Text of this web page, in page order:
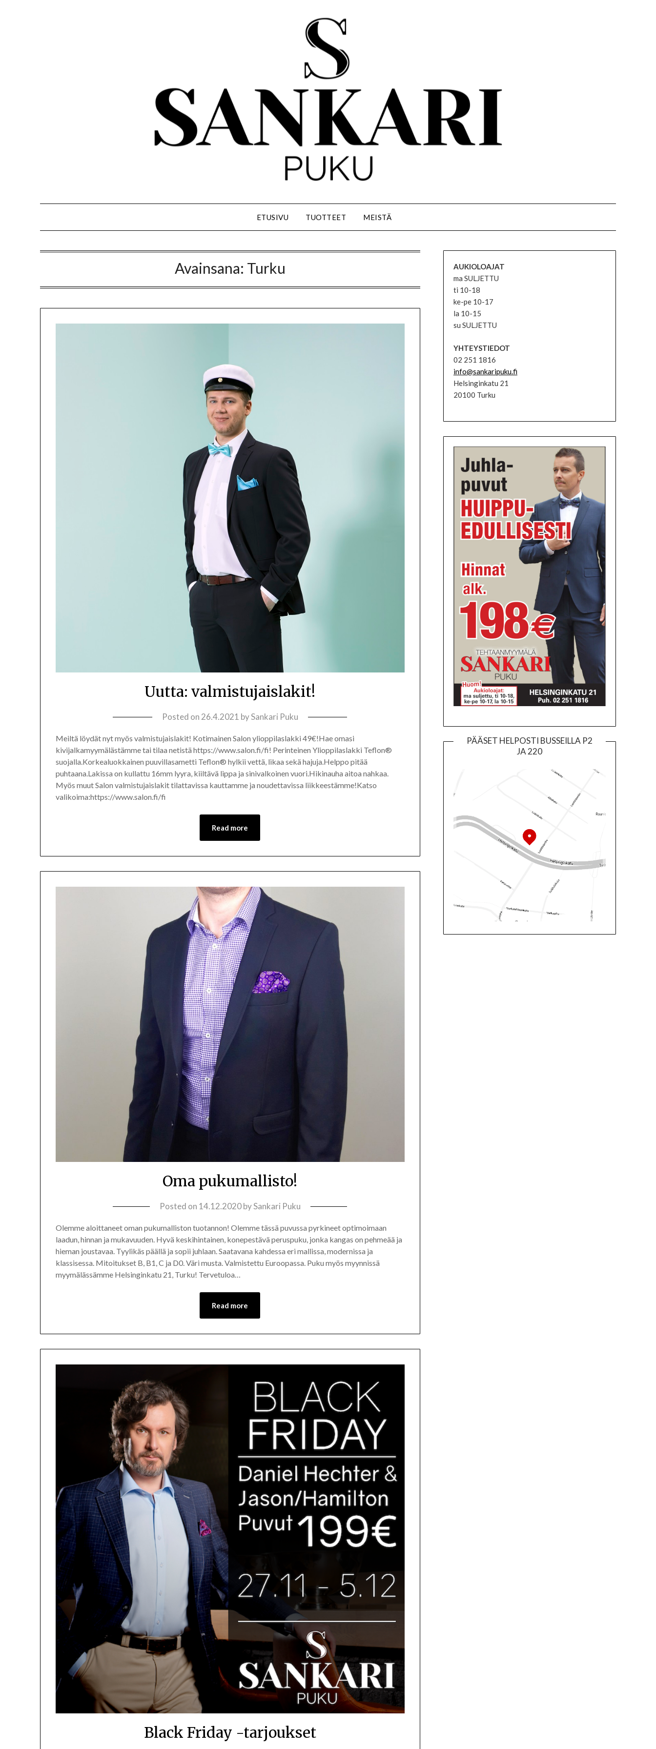
ETUSIVU TUOTTEET MEISTÄ
Avainsana: Turku
Uutta: valmistujaislakit!
Posted on 26.4.2021 bySankari Puku
Meiltä löydät nyt myös valmistujaislakit! Kotimainen Salon ylioppilaslakki 49€!Hae omasi
kivijalkamyymälästämme tai tilaa netistä https://www.salon.fi/fi! Perinteinen Ylioppilaslakki Teflon®
suojalla.Korkealuokkainen puuvillasametti Teflon® hylkii vettä, likaa sekä hajuja.Helppo pitää
puhtaana.Lakissa on kullattu 16mm lyyra, kiiltävä lippa ja sinivalkoinen vuori.Hikinauha aitoa nahkaa.
Myös muut Salon valmistujaislakit tilattavissa kauttamme ja noudettavissa liikkeestämme!Katso
valikoima:https://www.salon.fi/fi
Read more
Oma pukumallisto!
Posted on 14.12.2020bySankari Puku
Olemme aloittaneet oman pukumalliston tuotannon! Olemme tässä puvussa pyrkineet optimoimaan
laadun, hinnan ja mukavuuden. Hyvä keskihintainen, konepestävä peruspuku, jonka kangas on pehmeää ja
hieman joustavaa. Tyylikäs päällä ja sopii juhlaan. Saatavana kahdessa eri mallissa, modernissa ja
klassisessa. Mitoitukset B, B1, C ja D0. Väri musta. Valmistettu Euroopassa. Puku myös myynnissä
myymälässämme Helsinginkatu 21, Turku! Tervetuloa…
Read more
Black Friday -tarjoukset
AUKIOLOAJAT
ma SULJETTU
ti 10-18
ke-pe 10-17
la 10-15
su SULJETTU
YHTEYSTIEDOT
02 251 1816
info@sankaripuku.fi
Helsinginkatu 21
20100 Turku
PÄÄSET HELPOSTI BUSSEILLA P2
JA 220